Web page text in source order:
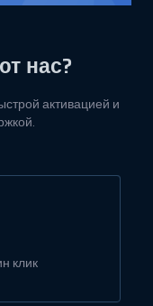
нас?
активацией и
клик